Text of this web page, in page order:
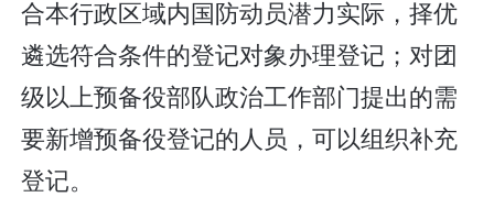
合本行政区域内国防动员潜力实际，择优
遴选符合条件的登记对象办理登记；对团
级以上预备役部队政治工作部门提出的需
要新增预备役登记的人员，可以组织补充
登记。